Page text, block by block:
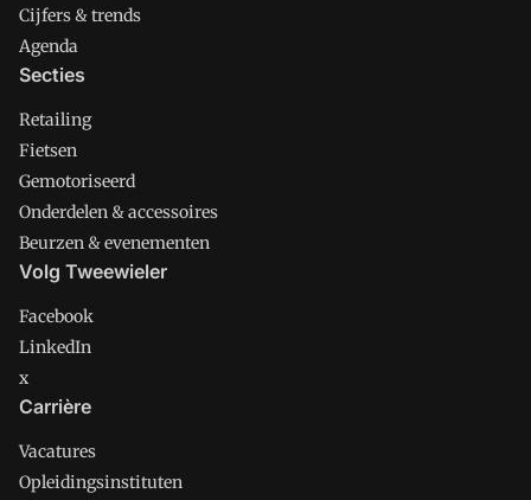
Cijfers & trends
Agenda
Secties
Retailing
Fietsen
Gemotoriseerd
Onderdelen & accessoires
Beurzen & evenementen
Volg Tweewieler
Facebook
LinkedIn
x
Carrière
Vacatures
Opleidingsinstituten